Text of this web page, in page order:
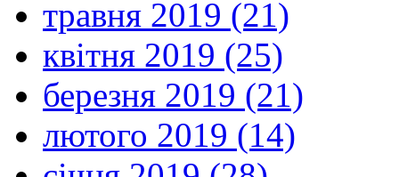
травня 2019 (21)
квітня 2019 (25)
березня 2019 (21)
лютого 2019 (14)